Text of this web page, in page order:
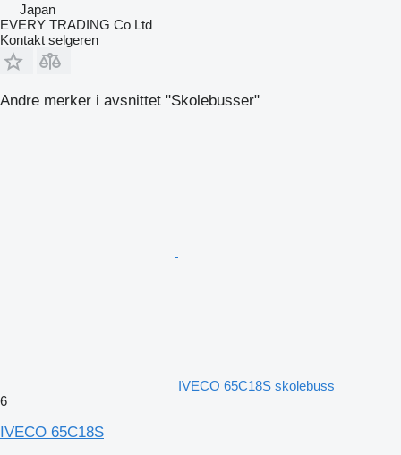
Japan
EVERY TRADING Co Ltd
Kontakt selgeren
Andre merker i avsnittet "Skolebusser"
IVECO 65C18S skolebuss
6
IVECO 65C18S